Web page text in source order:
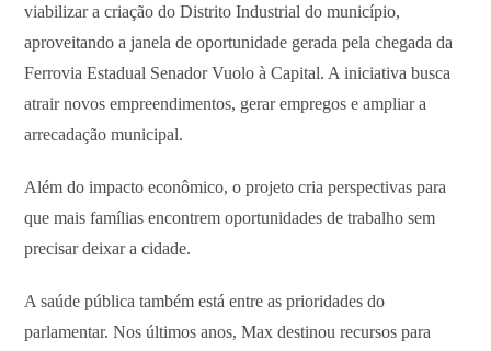
viabilizar a criação do Distrito Industrial do município,
aproveitando a janela de oportunidade gerada pela chegada da
Ferrovia Estadual Senador Vuolo à Capital. A iniciativa busca
atrair novos empreendimentos, gerar empregos e ampliar a
arrecadação municipal.
Além do impacto econômico, o projeto cria perspectivas para
que mais famílias encontrem oportunidades de trabalho sem
precisar deixar a cidade.
A saúde pública também está entre as prioridades do
parlamentar. Nos últimos anos, Max destinou recursos para